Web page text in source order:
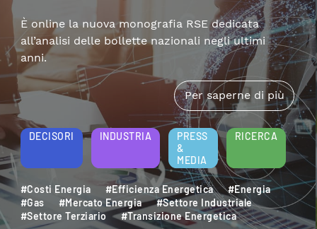
patrimonio edilizio,
consumi e soluzioni
Disponibile online la nuova monografia RSE che
approfondisce i temi della riqualificazione
energetica e della sostenibilità aziendale.
Per saperne di più
DECISORI INDUSTRIA
PRESS
&
MEDIA
RICERCA